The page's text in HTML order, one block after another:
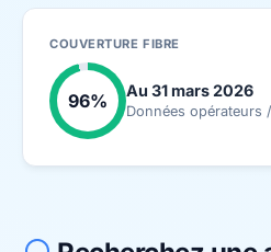
COUVERTURE FIBRE
96% Au 31 mars 2026
Données opérateurs